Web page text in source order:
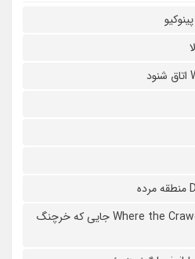
دانلود فیلم Where the Crawdads Sing 2022 جایی که خرچنگ